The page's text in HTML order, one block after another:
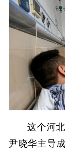
这个河
尹晓华主导